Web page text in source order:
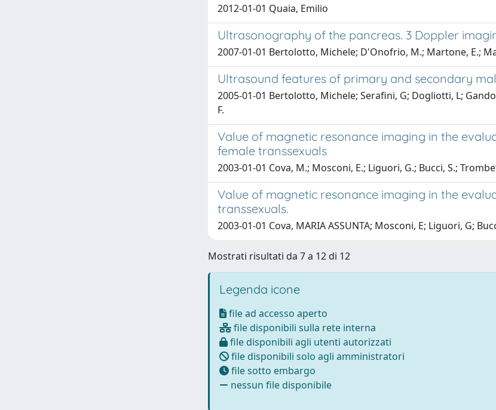
2012-01-01 Quaia, Emilio
Ultrasonography of the pancreas. 3 Doppler
2007-01-01 Bertolotto, Michele; D'Onofrio, M.; Martone, E.;
Ultrasound features of primary and secondary
2005-01-01 Bertolotto, Michele; Serafini, G; Dogliotti, L;
F.
Value of magnetic resonance imaging in the
female transsexuals
2003-01-01 Cova, M.; Mosconi, E.; Liguori, G.; Bucci, S.;
Value of magnetic resonance imaging in the
transsexuals.
2003-01-01 Cova, MARIA ASSUNTA; Mosconi, E; Liguori, G;
Mostrati risultati da 7 a 12 di 12
Legenda icone
file ad accesso aperto
file disponibili sulla rete interna
file disponibili agli utenti autorizzati
file disponibili solo agli amministratori
file sotto embargo
nessun file disponibile